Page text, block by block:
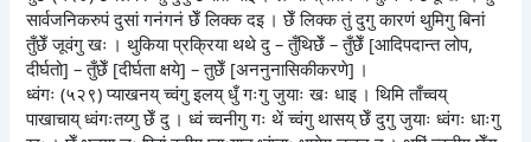
सार्वजनिकरुपं दुसां गनंगनं छेँ लिक्क दइ । छेँ लिक्क तुं दुगु कारणं थुमिगु बिनां
तुँछेँ जूवंगु खः । थुकिया प्रक्रिया थथे दु – तुँथिछेँ – तुँछेँ [आदिपदान्त लोप,
दीर्घतो] – तुँछेँ [दीर्घता क्षये] – तुछेँ [अननुनासिकीकरणे] ।
ध्वंगः (५२९) प्याखनय्‌ च्वंगु इलय् धुँ गःगु जुयाः खः धाइ । थिमि ताँच्वय्
पाखाचाय् ध्वंगःतय्गु छेँ दु । ध्वं च्वनीगु गः थें च्वंगु थासय् छेँ दुगु जुयाः ध्वंगः धाःगु